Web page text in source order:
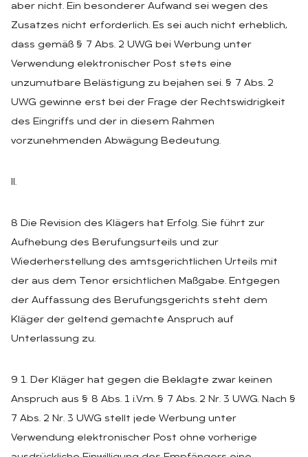
aber nicht. Ein besonderer Aufwand sei wegen des
Zusatzes nicht erforderlich. Es sei auch nicht erheblich,
dass gemäß § 7 Abs. 2 UWG bei Werbung unter
Verwendung elektronischer Post stets eine
unzumutbare Belästigung zu bejahen sei. § 7 Abs. 2
UWG gewinne erst bei der Frage der Rechtswidrigkeit
des Eingriffs und der in diesem Rahmen
vorzunehmenden Abwägung Bedeutung.
II.
8 Die Revision des Klägers hat Erfolg. Sie führt zur
Aufhebung des Berufungsurteils und zur
Wiederherstellung des amtsgerichtlichen Urteils mit
der aus dem Tenor ersichtlichen Maßgabe. Entgegen
der Auffassung des Berufungsgerichts steht dem
Kläger der geltend gemachte Anspruch auf
Unterlassung zu.
9 1. Der Kläger hat gegen die Beklagte zwar keinen
Anspruch aus § 8 Abs. 1 i.V.m. § 7 Abs. 2 Nr. 3 UWG. Nach §
7 Abs. 2 Nr. 3 UWG stellt jede Werbung unter
Verwendung elektronischer Post ohne vorherige